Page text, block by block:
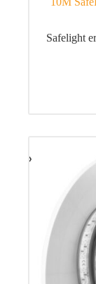
Safelight